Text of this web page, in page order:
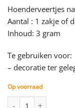
Hoenderveertjes
Aantal : 1 zakje of
Inhoud: 3 gram
Te gebruiken voor:
– decoratie ter
Op voorraad